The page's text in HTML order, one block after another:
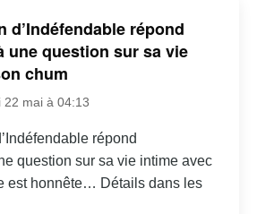
d’Indéfendable répond
une question sur sa vie
chum
22 mai à 04:13
répond
question sur sa vie intime avec
est honnête… Détails dans les